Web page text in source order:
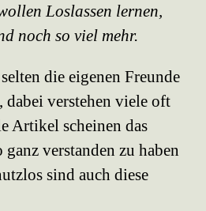
Loslassen lernen,
noch so viel mehr.
die eigenen Freunde
verstehen viele oft
Artikel scheinen das
verstanden zu haben
sind auch diese